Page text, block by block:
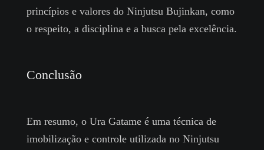
princípios e valores do Ninjutsu Bujinkan, como
o respeito, a disciplina e a busca pela excelência.
Conclusão
Em resumo, o Ura Gatame é uma técnica de
imobilização e controle utilizada no Ninjutsu